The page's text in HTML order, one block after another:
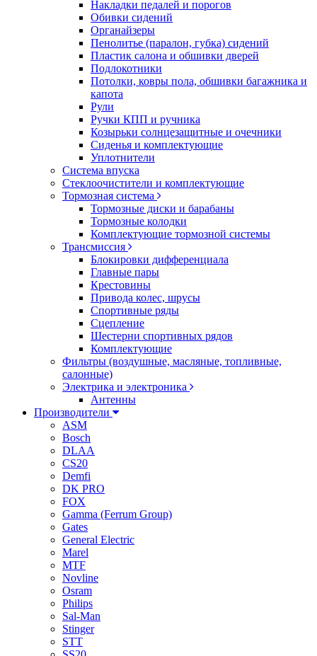
Накладки педалей и порогов
Обивки сидений
Органайзеры
Пенолитье (паралон, губка) сидений
Пластик салона и обшивки дверей
Подлокотники
Потолки, ковры пола, обшивки багажника и
капота
Рули
Ручки КПП и ручника
Козырьки солнцезащитные и очечники
Сиденья и комплектующие
Уплотнители
Система впуска
Стеклоочистители и комплектующие
Тормозная система
Тормозные диски и барабаны
Тормозные колодки
Комплектующие тормозной системы
Трансмиссия
Блокировки дифференциала
Главные пары
Крестовины
Привода колес, шрусы
Спортивные ряды
Сцепление
Шестерни спортивных рядов
Комплектующие
Фильтры (воздушные, масляные, топливные,
салонные)
Электрика и электроника
Антенны
Производители
ASM
Bosch
DLAA
CS20
Demfi
DK PRO
FOX
Gamma (Ferrum Group)
Gates
General Electric
Marel
MTF
Novline
Osram
Philips
Sal-Man
Stinger
STT